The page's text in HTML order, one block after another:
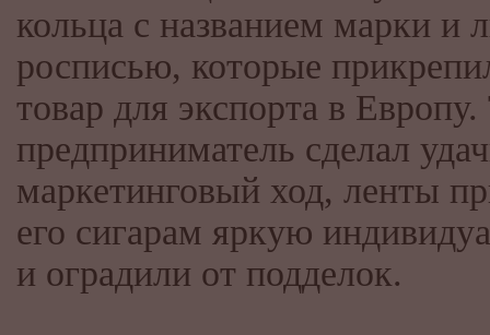
кольца с названием марки и
росписью, которые
товар для экспорта в Европу.
предприниматель сделал
маркетинговый ход, ленты
его сигарам яркую
и оградили от подделок.